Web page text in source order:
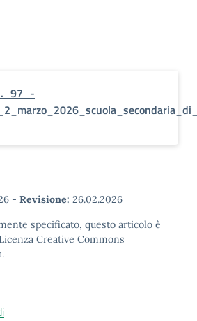
- Revisione: 26.02.2026
specificato, questo articolo è
Creative Commons